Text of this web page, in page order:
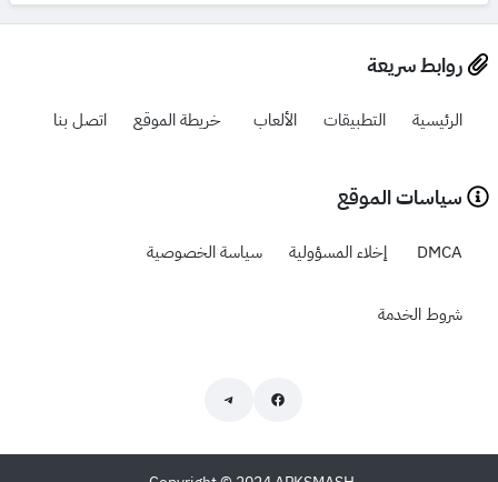
روابط سريعة
الرئيسية التطبيقات الألعاب خريطة الموقع اتصل بنا
سياسات الموقع
DMCA إخلاء المسؤولية سياسة الخصوصية
شروط الخدمة